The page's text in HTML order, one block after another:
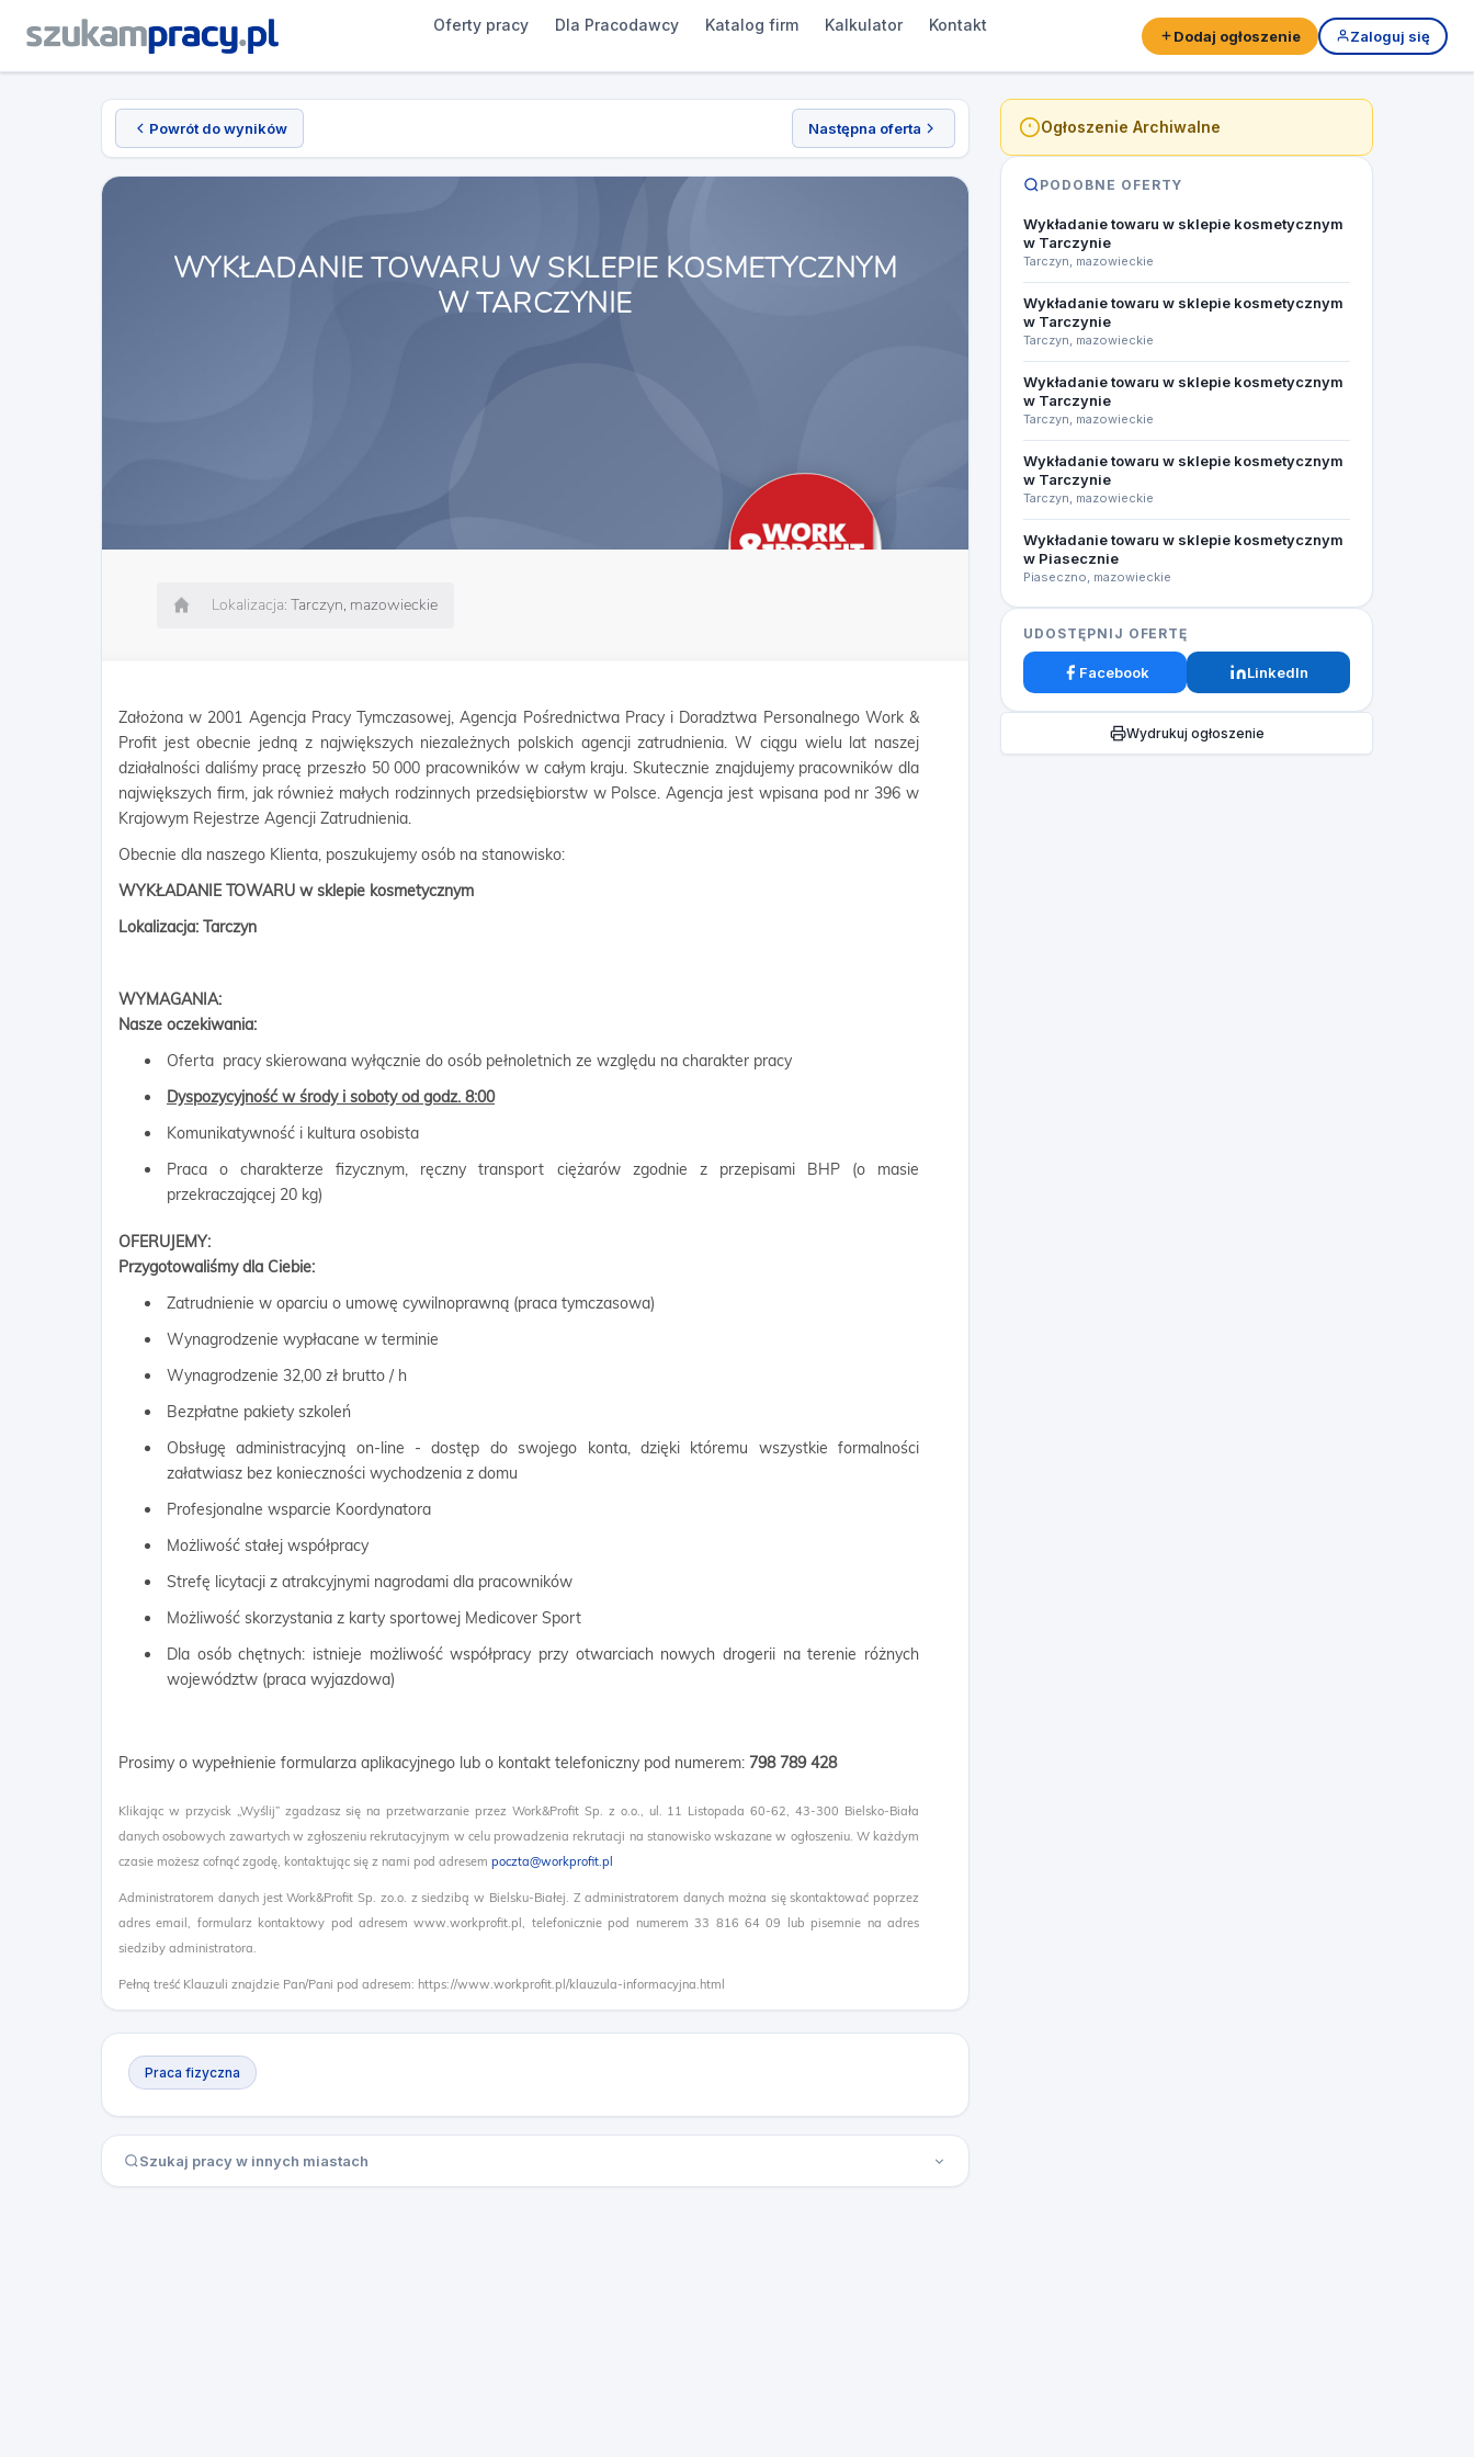
Oferty pracy Dla Pracodawcy Katalog firm Kalkulator Kontakt
Dodaj ogłoszenie Zaloguj się
Powrót do wyników Następna oferta
WYKŁADANIE TOWARU W SKLEPIE KOSMETYCZNYM
W TARCZYNIE
Lokalizacja: Tarczyn, mazowieckie
Założona w 2001 Agencja Pracy Tymczasowej, Agencja Pośrednictwa Pracy i Doradztwa Personalnego Work &
Profit jest obecnie jedną z największych niezależnych polskich agencji zatrudnienia. W ciągu wielu lat naszej
działalności daliśmy pracę przeszło 50 000 pracowników w całym kraju. Skutecznie znajdujemy pracowników dla
największych firm, jak również małych rodzinnych przedsiębiorstw w Polsce. Agencja jest wpisana pod nr 396 w
Krajowym Rejestrze Agencji Zatrudnienia.
Obecnie dla naszego Klienta, poszukujemy osób na stanowisko:
WYKŁADANIE TOWARU w sklepie kosmetycznym
Lokalizacja: Tarczyn
WYMAGANIA:
Nasze oczekiwania:
Oferta pracy skierowana wyłącznie do osób pełnoletnich ze względu na charakter pracy
Dyspozycyjność w środy i soboty od godz. 8:00
Komunikatywność i kultura osobista
Praca o charakterze fizycznym, ręczny transport ciężarów zgodnie z przepisami BHP (o masie
przekraczającej 20 kg)
OFERUJEMY:
Przygotowaliśmy dla Ciebie:
Zatrudnienie w oparciu o umowę cywilnoprawną (praca tymczasowa)
Wynagrodzenie wypłacane w terminie
Wynagrodzenie 32,00 zł brutto / h
Bezpłatne pakiety szkoleń
Obsługę administracyjną on-line - dostęp do swojego konta, dzięki któremu wszystkie formalności
załatwiasz bez konieczności wychodzenia z domu
Profesjonalne wsparcie Koordynatora
Możliwość stałej współpracy
Strefę licytacji z atrakcyjnymi nagrodami dla pracowników
Możliwość skorzystania z karty sportowej Medicover Sport
Dla osób chętnych: istnieje możliwość współpracy przy otwarciach nowych drogerii na terenie różnych
województw (praca wyjazdowa)
Prosimy o wypełnienie formularza aplikacyjnego lub o kontakt telefoniczny pod numerem: 798 789 428
Klikając w przycisk „Wyślij” zgadzasz się na przetwarzanie przez Work&Profit Sp. z o.o., ul. 11 Listopada 60-62, 43-300 Bielsko-Biała
danych osobowych zawartych w zgłoszeniu rekrutacyjnym w celu prowadzenia rekrutacji na stanowisko wskazane w ogłoszeniu. W każdym
czasie możesz cofnąć zgodę, kontaktując się z nami pod adresem poczta@workprofit.pl
Administratorem danych jest Work&Profit Sp. zo.o. z siedzibą w Bielsku-Białej. Z administratorem danych można się skontaktować poprzez
adres email, formularz kontaktowy pod adresem www.workprofit.pl, telefonicznie pod numerem 33 816 64 09 lub pisemnie na adres
siedziby administratora.
Pełną treść Klauzuli znajdzie Pan/Pani pod adresem: https://www.workprofit.pl/klauzula-informacyjna.html
Praca fizyczna
Szukaj pracy w innych miastach
Ogłoszenie Archiwalne
PODOBNE OFERTY
Wykładanie towaru w sklepie kosmetycznym
w Tarczynie
Tarczyn, mazowieckie
Wykładanie towaru w sklepie kosmetycznym
w Tarczynie
Tarczyn, mazowieckie
Wykładanie towaru w sklepie kosmetycznym
w Tarczynie
Tarczyn, mazowieckie
Wykładanie towaru w sklepie kosmetycznym
w Tarczynie
Tarczyn, mazowieckie
Wykładanie towaru w sklepie kosmetycznym
w Piasecznie
Piaseczno, mazowieckie
UDOSTĘPNIJ OFERTĘ
Facebook LinkedIn
Wydrukuj ogłoszenie